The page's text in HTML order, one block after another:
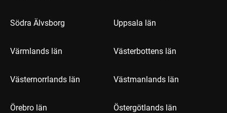
Södra Älvsborg Uppsala län
Värmlands län Västerbottens län
Västernorrlands län Västmanlands län
Örebro län Östergötlands län